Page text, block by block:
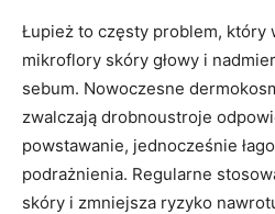
Łupież to częsty problem, który
mikroflory skóry głowy i
sebum. Nowoczesne
zwalczają drobnoustroje
powstawanie, jednocześnie
podrażnienia. Regularne
skóry i zmniejsza ryzyko